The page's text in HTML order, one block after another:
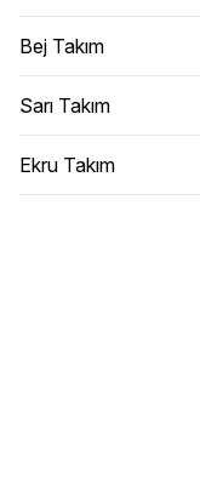
Bej Takım
Sarı Takım
Ekru Takım